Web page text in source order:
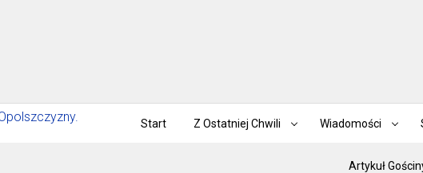
Start Z Ostatniej Chwili Wiadomości
Artykuł